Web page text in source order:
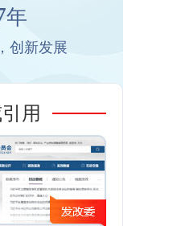
年
创新发展
用